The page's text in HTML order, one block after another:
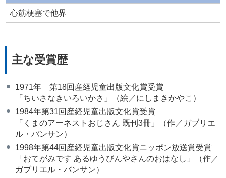
心筋梗塞で他界
主な受賞歴
1971年 第18回産経児童出版文化賞受賞
「ちいさなきいろいかさ」（絵／にしまきかやこ）
1984年第31回産経児童出版文化賞受賞
「くまのアーネストおじさん 既刊3冊」（作／ガブリエ
ル・バンサン）
1998年第44回産経児童出版文化賞ニッポン放送賞受賞
「おてがみです あるゆうびんやさんのおはなし」（作／
ガブリエル・バンサン）